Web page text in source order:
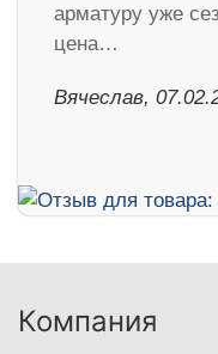
арматуру уже
цена…
Вячеслав,
Компания